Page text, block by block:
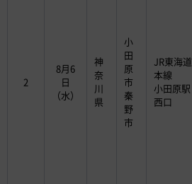
2
8月6
日
（水）
神
奈
川
県
小
田
原
市
秦
野
市
JR東海道
本線
小田原駅
西口